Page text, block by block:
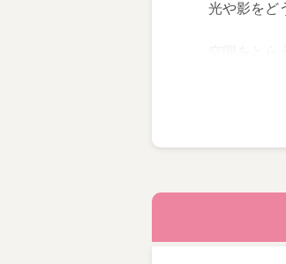
光や影をど
この講座
対象学年：